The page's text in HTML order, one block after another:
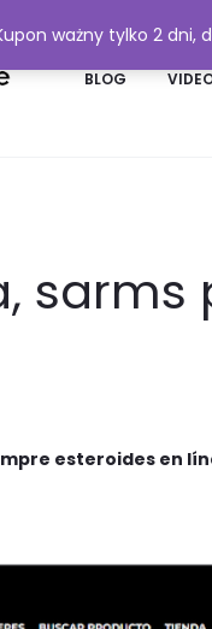
BLOG
esteroides en
ważny tylko 2 dni,